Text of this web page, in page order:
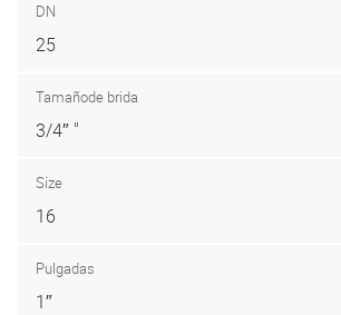
DN
25
Tamañode brida
3/4″ "
Size
16
Pulgadas
1″